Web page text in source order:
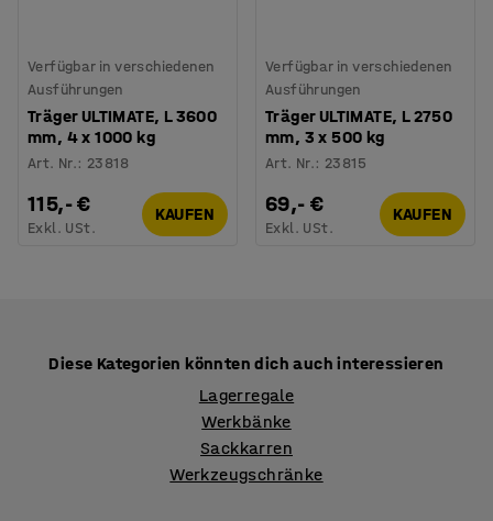
Verfügbar in verschiedenen
Ausführungen
Träger ULTIMATE, L 3600
mm, 4 x 1000 kg
Art. Nr.: 23818
115,- €
Exkl. USt.
KAUFEN
Verfügbar in verschiedenen
Ausführungen
Träger ULTIMATE, L 2750
mm, 3 x 500 kg
Art. Nr.: 23815
69,- €
Exkl. USt.
KAUFEN
Diese Kategorien könnten dich auch interessieren
Lagerregale
Werkbänke
Sackkarren
Werkzeugschränke